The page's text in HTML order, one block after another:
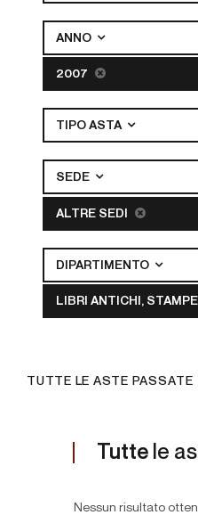
ANNO
2007
TIPO ASTA
SEDE
ALTRE SEDI
DIPARTIMENTO
LIBRI ANTICHI, STAMPE
TUTTE LE ASTE PASSATE
Tutte le
Nessun risultato